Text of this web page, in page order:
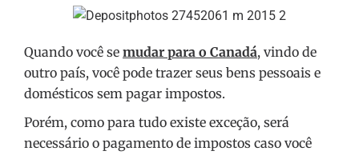
Quando você se mudar para o Canadá, vindo de
outro país, você pode trazer seus bens pessoais e
domésticos sem pagar impostos.
Porém, como para tudo existe exceção, será
necessário o pagamento de impostos caso você